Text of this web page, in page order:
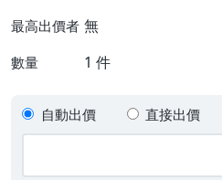
最高出價者 無
數量 1 件
自動出價 直接出價